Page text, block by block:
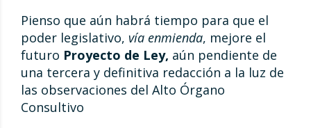
Pienso que aún habrá tiempo para que el
poder legislativo, vía enmienda, mejore el
futuro Proyecto de Ley, aún pendiente de
una tercera y definitiva redacción a la luz de
las observaciones del Alto Órgano
Consultivo